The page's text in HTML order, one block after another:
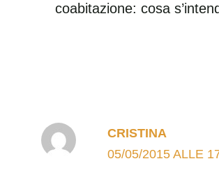
coabitazione: cosa
CRISTINA
05/05/2015 ALLE